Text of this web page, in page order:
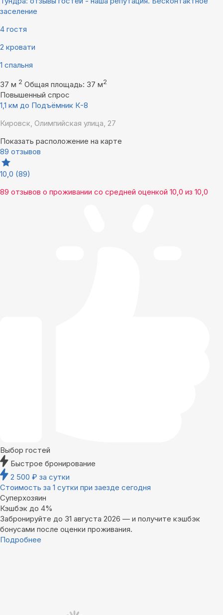
заселение
4 гостя
2 кровати
1 спальня
37 м 2 Общая площадь: 37 м2
Повышенный спрос
1,1 км до Подъёмник К-8
Кировск, Олимпийская улица, 27
Показать расположение на карте
89 отзывов
10,0 (89)
89 отзывов о проживании со средней оценкой 10,0 из 10,0
Выбор гостей
Быстрое бронирование
2 500 ₽ за сутки
Стоимость за 1 сутки при заезде сегодня
Суперхозяин
Кэшбэк до 4%
Забронируйте до 31 августа 2026 — и получите кэшбэк
бонусами после оценки проживания.
Подробнее